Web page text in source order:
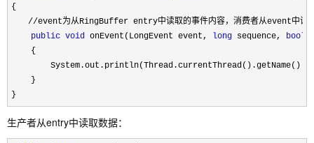
{
//event为从RingBuffer entry中读取的事件内容，消费者从event中读取
public void onEvent(LongEvent event, long sequence,
    {
        System.out.println(Thread.currentThread().getName()
    }
}
生产者从entry中读取数据：